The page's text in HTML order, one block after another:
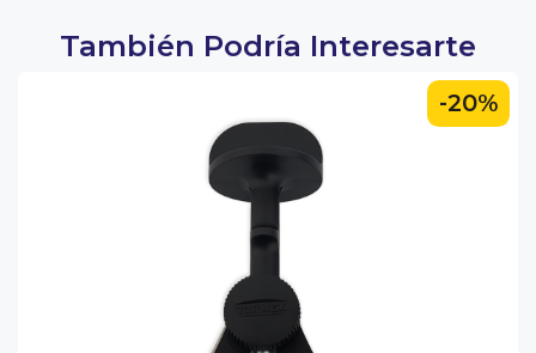
También Podría Interesarte
-20%